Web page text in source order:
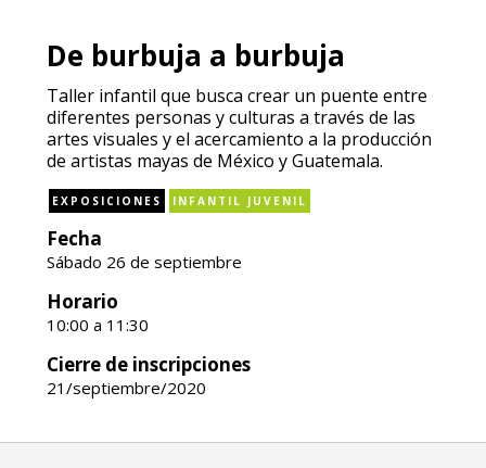
De burbuja a burbuja
Taller infantil que busca crear un puente entre
diferentes personas y culturas a través de las
artes visuales y el acercamiento a la producción
de artistas mayas de México y Guatemala.
EXPOSICIONES INFANTIL JUVENIL
Fecha
Sábado 26 de septiembre
Horario
10:00 a 11:30
Cierre de inscripciones
21/septiembre/2020